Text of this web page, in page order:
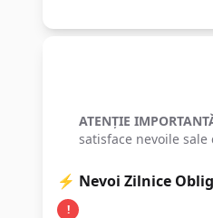
ATENȚIE
satisface nevoile sale
⚡ Nevoi Zilnice
!